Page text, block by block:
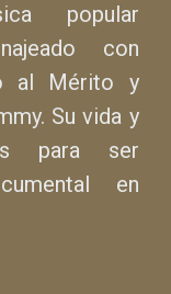
popular
con
al Mérito y
Su vida y
para ser
en